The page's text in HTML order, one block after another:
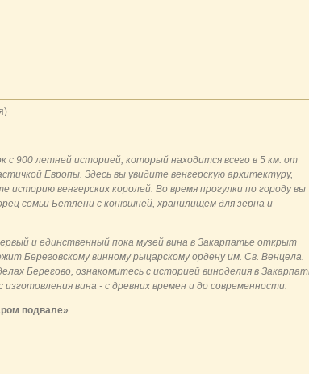
с 900 летней историей, который находится всего в 5 км. от
Европы. Здесь вы увидите венгерскую архитектуру,
венгерских королей. Во время прогулки по городу вы
семьи Бетлени с конюшней, хранилищем для зерна и
и единственный пока музей вина в Закарпатье открыт
Береговскому винному рыцарскому ордену им. Св. Венцела.
Берегово, ознакомитесь с историей виноделия в
вина - с древних времен и до современности.
подвале»